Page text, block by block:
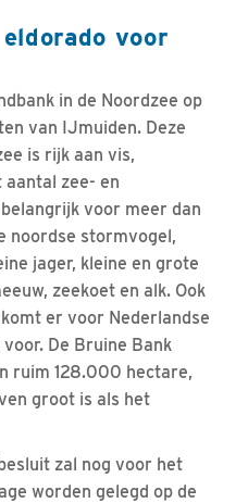
voor
in de Noordzee op
van IJmuiden. Deze
is rijk aan vis,
aantal zee- en
voor meer dan
noordse stormvogel,
jager, kleine en grote
zeekoet en alk. Ook
er voor Nederlandse
De Bruine Bank
ruim 128.000 hectare,
groot is als het
zal nog voor het
worden gelegd op de